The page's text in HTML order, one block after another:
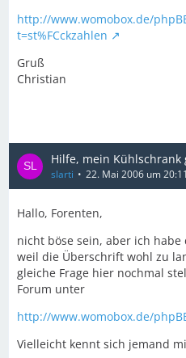
http://www.womobox.de/
t=st%FCckzahlen
Gruß
Christian
Hilfe, mein
slarti 22. Mai 2006 um 20:11
Hallo, Forenten,
nicht böse sein, aber ich
weil die Überschrift wohl zu
gleiche Frage hier nochmal
Forum unter
http://www.womobox.de/
Vielleicht kennt sich jemand